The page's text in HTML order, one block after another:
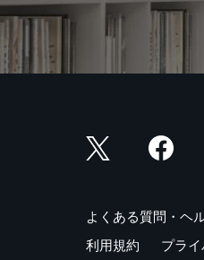
よくある質問・ヘ
利用規約
プラ